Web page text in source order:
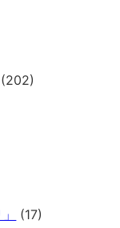
(202)
(17)